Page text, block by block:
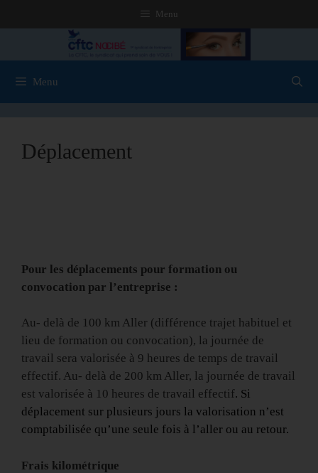
Menu
Menu
Déplacement
Pour les déplacements pour formation ou
convocation par l’entreprise :
Au- delà de 100 km Aller (différence trajet habituel et
lieu de formation ou convocation), la journée de
travail sera valorisée à 9 heures de temps de travail
effectif. Au- delà de 200 km Aller, la journée de travail
est valorisée à 10 heures de travail effectif. Si
déplacement sur plusieurs jours la valorisation n’est
comptabilisée qu’une seule fois à l’aller ou au retour.
Frais kilométrique